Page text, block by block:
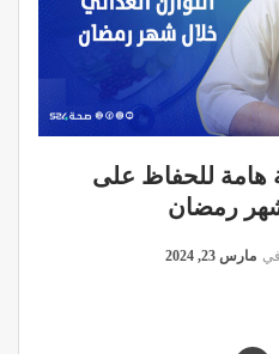
هامة للحفاظ على
شهر رمضان
في مارس 23, 2024